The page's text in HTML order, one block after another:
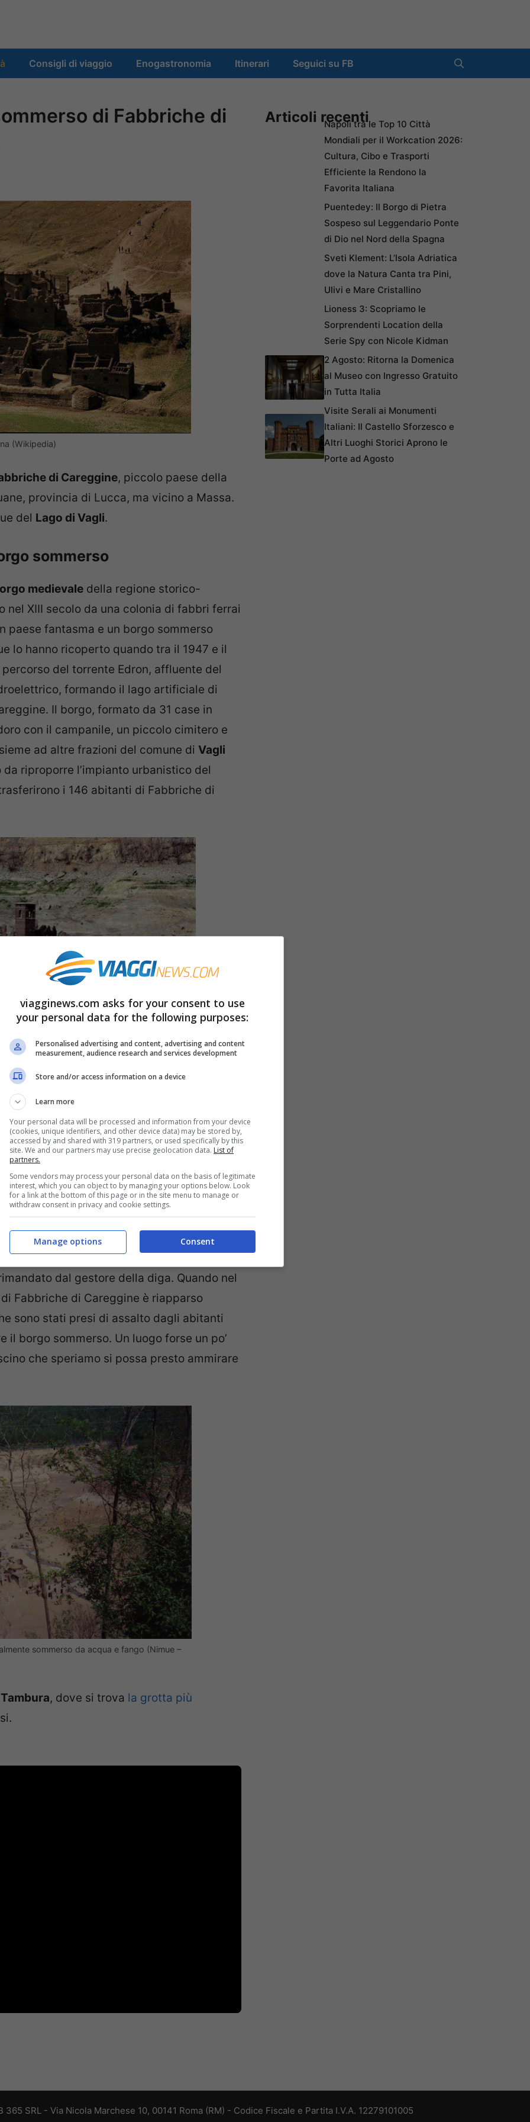
Consigli di viaggio Enogastronomia Itinerari Seguici su FB
di Fabbriche di
(Wikipedia)
di Careggine, piccolo paese della
provincia di Lucca, ma vicino a Massa.
del Lago di Vagli.
sommerso
medievale della regione storico-
XIII secolo da una colonia di fabbri ferrai
paese fantasma e un borgo sommerso
lo hanno ricoperto quando tra il 1947 e il
del torrente Edron, affluente del
formando il lago artificiale di
Il borgo, formato da 31 case in
con il campanile, un piccolo cimitero e
ad altre frazioni del comune di Vagli
riproporre l’impianto urbanistico del
i 146 abitanti di Fabbriche di
CC-BY 2.0, Flickr)
Fabbriche di Careggine riemerge dalle
scende, per la siccità o per l’utilizzo
o elettriche. Quando il livello
ad emergere i tetti degli edifici e il
sommerso.
svuotatoper lavori di manutenzione
volta è stato nel 1994. Precedentemente il
e nel 1983. Un nuovo svuotamento era
dal gestore della diga. Quando nel
Fabbriche di Careggine è riapparso
sono stati presi di assalto dagli abitanti
borgo sommerso. Un luogo forse un po’
che speriamo si possa presto ammirare
sommerso da acqua e fango (Nimue –
, dove si trova la grotta più
Articoli recentiNapoli tra le Top 10 Città
Mondiali per il Workcation 2026:
Cultura, Cibo e Trasporti
Efficiente la Rendono la
Favorita Italiana
Puentedey: Il Borgo di Pietra
Sospeso sul Leggendario Ponte
di Dio nel Nord della Spagna
Sveti Klement: L’Isola Adriatica
dove la Natura Canta tra Pini,
Ulivi e Mare Cristallino
Lioness 3: Scopriamo le
Sorprendenti Location della
Serie Spy con Nicole Kidman
2 Agosto: Ritorna la Domenica
al Museo con Ingresso Gratuito
in Tutta Italia
Visite Serali ai Monumenti
Italiani: Il Castello Sforzesco e
Altri Luoghi Storici Aprono le
Porte ad Agosto
SRL - Via Nicola Marchese 10, 00141 Roma (RM) - Codice Fiscale e Partita I.V.A. 12279101005
viagginews.com asks for your consent to use
your personal data for the following purposes:
Personalised advertising and content, advertising and content
measurement, audience research and services development
Store and/or access information on a device
Learn more
Your personal data will be processed and information from your device
(cookies, unique identifiers, and other device data) may be stored by,
accessed by and shared with 319 partners, or used specifically by this
site. We and our partners may use precise geolocation data. List of
partners.
Some vendors may process your personal data on the basis of legitimate
interest, which you can object to by managing your options below. Look
for a link at the bottom of this page or in the site menu to manage or
withdraw consent in privacy and cookie settings.
Consent
Manage options